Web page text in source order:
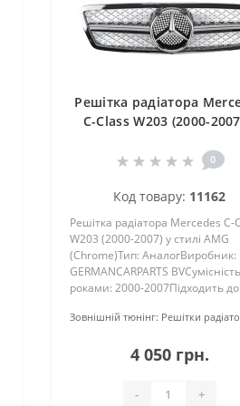
Решітка радіатора
C-Class W203 (2000-
0
Код товару: 11162
Решітка радіатора Mercedes C-
W203 (2000-2007) у стилі AMG
(Chrome)Тип: АналогВиробник:
GERMANCARPARTS
роками: 2000-2007Підходить до
пластикФарбування: Не
емблема)Тип..
Зовнішній тюнінг: Решітки
4 050 грн.
- +